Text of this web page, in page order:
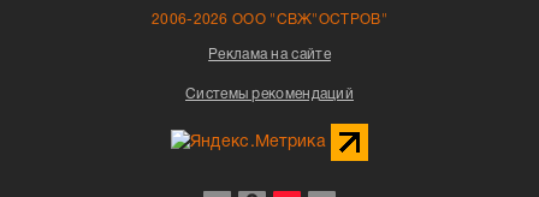
2006-2026 ООО "СВЖ"ОСТРОВ"
Реклама на сайте
Системы рекомендаций